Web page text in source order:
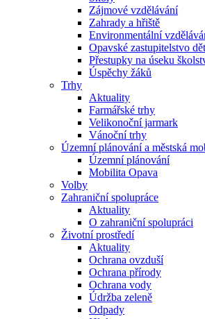
Zájmové vzdělávání
Zahrady a hřiště
Environmentální
Opavské zastupitelstvo
Přestupky na úseku
Úspěchy žáků
Trhy
Aktuality
Farmářské trhy
Velikonoční jarmark
Vánoční trhy
Územní plánování a městská
Územní plánování
Mobilita Opava
Volby
Zahraniční spolupráce
Aktuality
O zahraniční spolupráci
Životní prostředí
Aktuality
Ochrana ovzduší
Ochrana přírody
Ochrana vody
Údržba zeleně
Odpady